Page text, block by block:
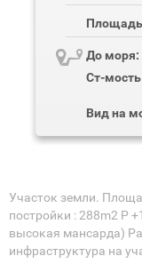
Площадь
До моря:
Ст-
Вид на
Участок земли.
постройки : 288m2 P
высокая мансарда)
инфраструктура на